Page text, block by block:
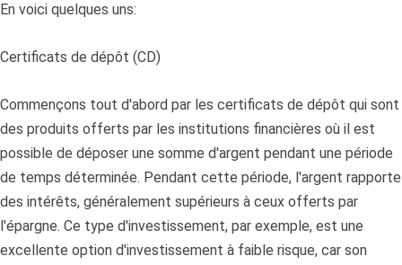
En voici quelques uns:
Certificats de dépôt (CD)
Commençons tout d'abord par les certificats de dépôt qui sont
des produits offerts par les institutions financières où il est
possible de déposer une somme d'argent pendant une période
de temps déterminée. Pendant cette période, l'argent rapporte
des intérêts, généralement supérieurs à ceux offerts par
l'épargne. Ce type d'investissement, par exemple, est une
excellente option d'investissement à faible risque, car son